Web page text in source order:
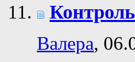
Валера,